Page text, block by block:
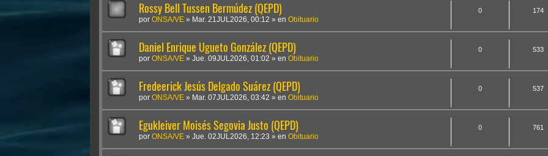
Rossy Bell Tussen Bermúdez (QEPD)
por ONSA/VE » Mar. 21JUL2026, 00:12 » en Obituario
0 174
Daniel Enrique Ugueto González (QEPD)
por ONSA/VE » Jue. 09JUL2026, 01:02 » en Obituario
0 533
Fredeerick Jesús Delgado Suárez (QEPD)
por ONSA/VE » Mar. 07JUL2026, 03:42 » en Obituario
0 537
Egukleiver Moisés Segovia Justo (QEPD)
por ONSA/VE » Jue. 02JUL2026, 12:23 » en Obituario
0 761